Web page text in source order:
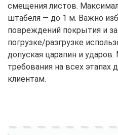
смещения листов.
штабеля — до 1 м. Важно
повреждений покрытия и
погрузке/разгрузке
допуская царапин и
требования на всех этапах
клиентам.